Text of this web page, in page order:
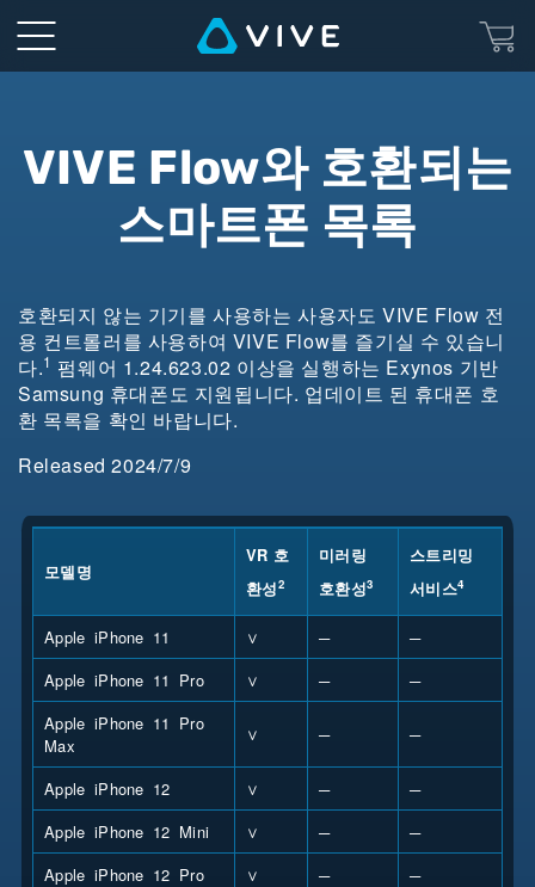
List
of
VIVE
Flow
Compatible
Phones
VIVE Flow와 호환되는
스마트폰 목록
호환되지 않는 기기를 사용하는 사용자도 VIVE Flow 전
용 컨트롤러를 사용하여 VIVE Flow를 즐기실 수 있습니
다.1 펌웨어 1.24.623.02 이상을 실행하는 Exynos 기반
Samsung 휴대폰도 지원됩니다. 업데이트 된 휴대폰 호
환 목록을 확인 바랍니다.
Released 2024/7/9
모델명
VR 호
환성2
미러링
호환성3
스트리밍
서비스4
Apple iPhone 11 ∨ ─
─
Apple iPhone 11 Pro
∨ ─
─
Apple iPhone 11 Pro
Max
∨ ─ ─
Apple iPhone 12 ∨ ─
─
Apple iPhone 12 Mini
∨ ─
─
Apple iPhone 12 Pro
∨ ─
─